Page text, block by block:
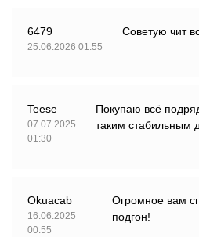
6479
25.06.2026 01:55
Советую чит
Teese
07.07.2025
01:30
Покупаю всё
таким стабильным
Okuacab
16.06.2025
00:55
Огромное вам
подгон!